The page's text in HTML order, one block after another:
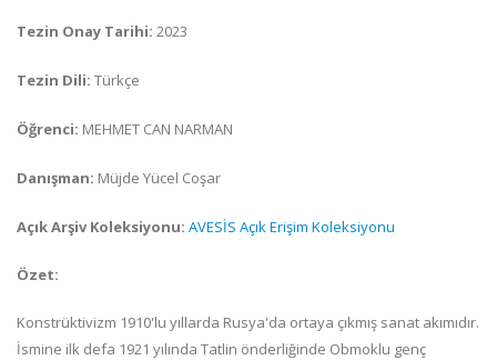
Tezin Onay Tarihi: 2023
Tezin Dili: Türkçe
Öğrenci: MEHMET CAN NARMAN
Danışman: Müjde Yücel Coşar
Açık Arşiv Koleksiyonu: AVESİS Açık Erişim Koleksiyonu
Özet:
Konstrüktivizm 1910'lu yıllarda Rusya'da ortaya çıkmış sanat akımıdır.
İsmine ilk defa 1921 yılında Tatlin önderliğinde Obmoklu genç